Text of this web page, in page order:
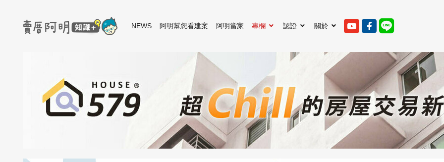
NEWS 阿明幫您看建案 阿明當家 專欄 認證 關於